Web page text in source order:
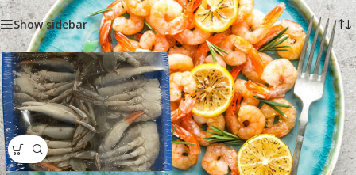
Show sidebar